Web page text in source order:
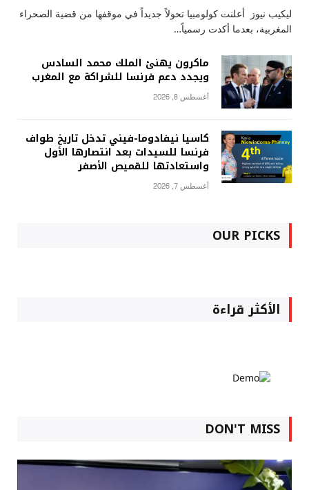
ليكيب نيوز أعلنت كولومبيا تحولاً جديداً في موقفها من قضية الصحراء
المغربية، بعدما أكدت رسمياً…
ماكرون يهنئ الملك محمد السادس
ويجدد دعم فرنسا للشراكة مع المغرب
أغسطس 8, 2026
كاسيا نيفادوما-فيني تدخل تاريخ طواف
فرنسا للسيدات بعد انتصارها الأول
واستعادتها للقميص الأصفر
أغسطس 7, 2026
OUR PICKS
الأكثر قراءة
DON'T MISS